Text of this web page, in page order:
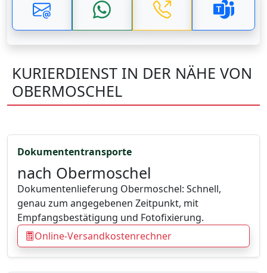
KURIERDIENST IN DER NÄHE VON
OBERMOSCHEL
Dokumententransporte
nach Obermoschel
Dokumentenlieferung Obermoschel: Schnell,
genau zum angegebenen Zeitpunkt, mit
Empfangsbestätigung und Fotofixierung.
Online-Versandkostenrechner